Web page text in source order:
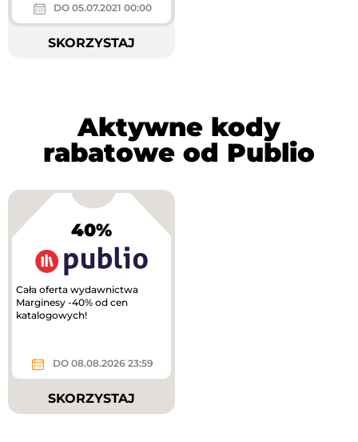
DO 05.07.2021 00:00
SKORZYSTAJ
Aktywne kody
rabatowe od Publio
40%
Cała oferta wydawnictwa
Marginesy -40% od cen
katalogowych!
DO 08.08.2026 23:59
SKORZYSTAJ